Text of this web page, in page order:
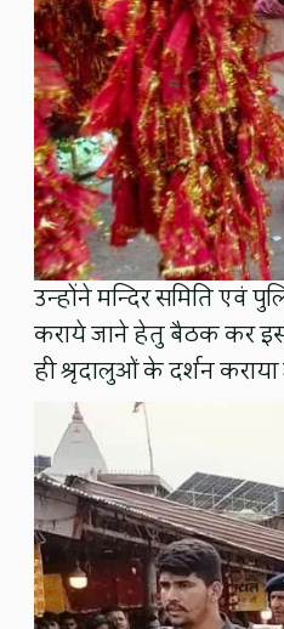
उन्होंने मन्दिर समिति एवं
कराये जाने हेतु बैठक कर
ही श्रृदालुओं के दर्शन